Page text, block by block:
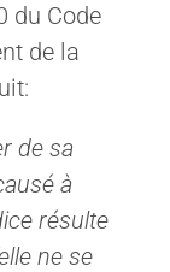
du Code
de la
de sa
à
résulte
ne se